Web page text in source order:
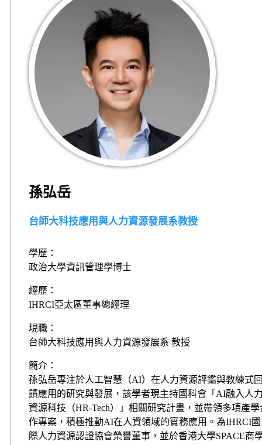
孫弘岳
台師大科技應用與人力資源發展系教授
學歷：
政治大學資訊管理學博士
經歷：
IHRCI亞太區董事總經理
現職：
台師大科技應用與人力資源發展系 教授
簡介：
孫弘岳專注於人工智慧（AI）在人力資源評鑑與教練式
饋應用的研究與發展，該學者現主持國科會「AI融入人
資源科技（HR-Tech）」相關研究計畫，並帶領多項產學
作專案，積極推動AI在人資領域的實務應用。為IHRCI國
際人力資源認證協會榮譽董事，並於香港大學SPACE商